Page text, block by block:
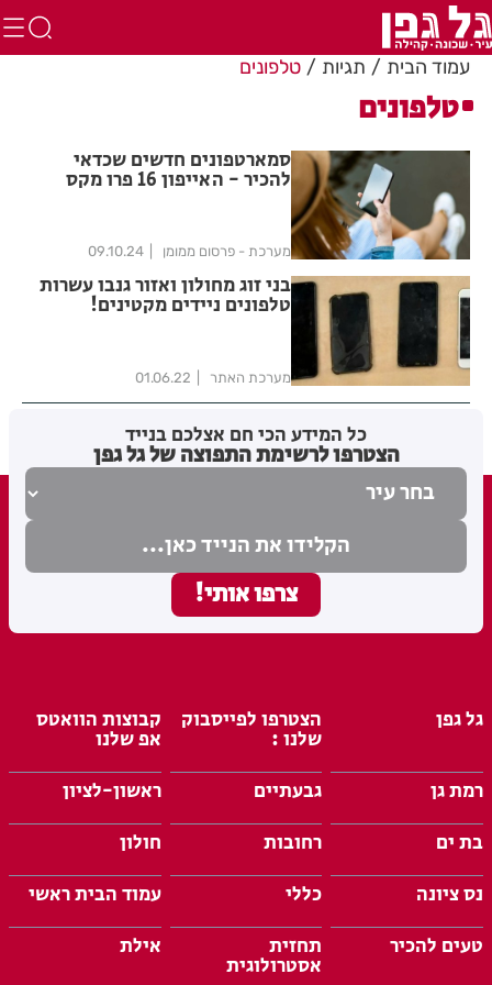
עמוד הבית תגיות טלפונים
טלפונים
סמארטפונים חדשים שכדאי
להכיר - האייפון 16 פרו מקס
מערכת - פרסום ממומן 09.10.24
בני זוג מחולון ואזור גנבו עשרות
טלפונים ניידים מקטינים!
מערכת האתר 01.06.22
כל המידע הכי חם אצלכם בנייד
הצטרפו לרשימת התפוצה של גל גפן
גל גפן הצטרפו לפייסבוק
שלנו :
קבוצות הוואטס
אפ שלנו
רמת גן
גבעתיים
ראשון-לציון
בת ים
רחובות
חולון
נס ציונה
כללי
עמוד הבית ראשי
טעים להכיר
תחזית
אסטרולוגית
אילת